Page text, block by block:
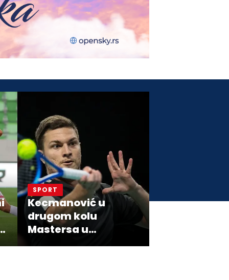
SPORT
Kecmanović u
drugom kolu
Mastersa u
Montrealu